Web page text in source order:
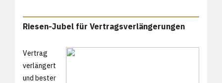
Riesen-Jubel für Vertragsverlängerungen
Vertrag
verlängert
und bester